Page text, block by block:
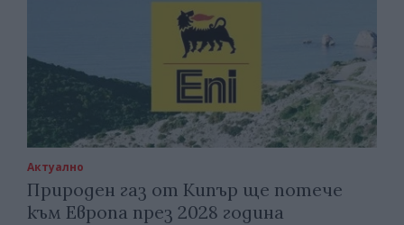
Актуално
Природен газ от Кипър ще потече
към Европа през 2028 година